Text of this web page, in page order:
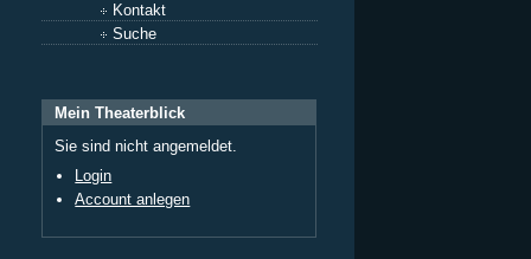
Kontakt
Suche
Mein Theaterblick
Sie sind nicht angemeldet.
Login
Account anlegen